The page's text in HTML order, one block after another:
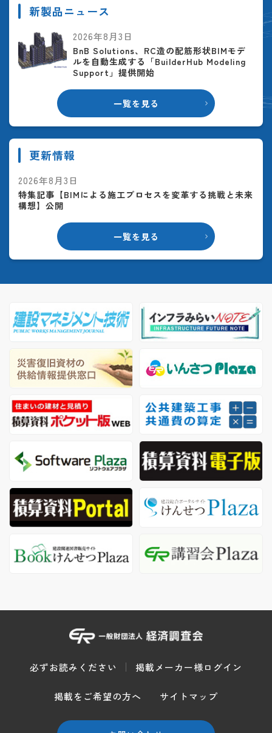
新製品ニュース
一覧を見る
2026年8月3日
BnB Solutions、RC造の配筋形状BIMモデ
ルを自動生成する「BuilderHub Modeling
Support」提供開始
更新情報
一覧を見る
2026年8月3日
特集記事【BIMによる施工プロセスを変革する挑戦と未来
構想】公開
必ずお読みください 掲載メーカー様ログイン
掲載をご希望の方へ サイトマップ